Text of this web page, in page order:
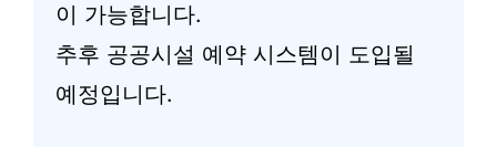
이 가능합니다.
추후 공공시설 예약 시스템이 도입될
예정입니다.